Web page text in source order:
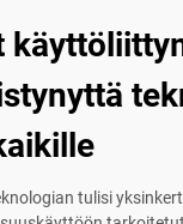
tulisi